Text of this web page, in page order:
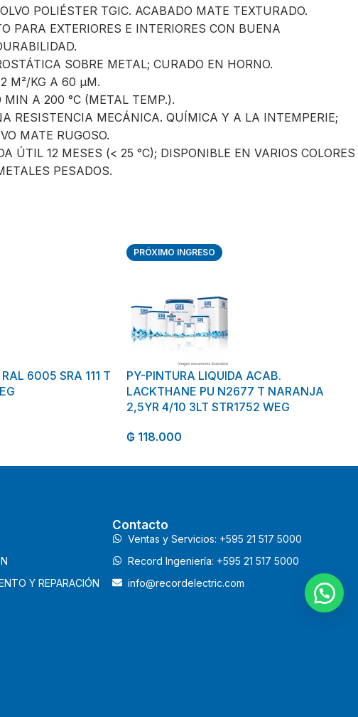
POLIÉSTER TGIC. ACABADO MATE TEXTURADO.
PARA EXTERIORES E INTERIORES CON BUENA
SOBRE METAL; CURADO EN HORNO.
M²/KG A 60 µM.
MIN A 200 °C (METAL TEMP.).
RESISTENCIA MECÁNICA. QUÍMICA Y A LA INTEMPERIE;
MATE RUGOSO.
ÚTIL 12 MESES (< 25 °C); DISPONIBLE EN VARIOS COLORES
PESADOS.
6005 SRA 111 T
PRÓXIMO INGRESO
PY-PINTURA LIQUIDA ACAB.
LACKTHANE PU N2677 T NARANJA
2,5YR 4/10 3LT STR1752 WEG
₲ 118.000
Y REPARACIÓN
Contacto
Ventas y Servicios: +595 21 517 5000
Record Ingeniería: +595 21 517 5000
info@recordelectric.com